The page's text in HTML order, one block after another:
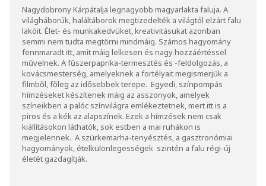
Nagydobrony Kárpátalja legnagyobb magyarlakta faluja. A
világháborúk, haláltáborok megtizedelték a világtól elzárt falu
lakóit. Élet- és munkakedvüket, kreativitásukat azonban
semmi nem tudta megtörni mindmáig. Számos hagyomány
fennmaradt itt, amit máig lelkesen és nagy hozzáértéssel
művelnek. A fűszerpaprika-termesztés és -feldolgozás, a
kovácsmesterség, amelyeknek a fortélyait megismerjük a
filmből, főleg az idősebbek terepe. Egyedi, színpompás
hímzéseket készítenek máig az asszonyok, amelyek
színeikben a palóc színvilágra emlékeztetnek, mert itt is a
piros és a kék az alapszínek. Ezek a hímzések nem csak
kiállításokon láthatók, sok estben a mai ruhákon is
megjelennek. A szürkemarha-tenyésztés, a gasztronómiai
hagyományok, ételkülönlegességek szintén a falu régi-új
életét gazdagítják.